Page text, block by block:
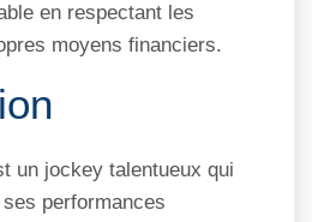
en respectant les
moyens financiers.
un jockey talentueux qui
performances